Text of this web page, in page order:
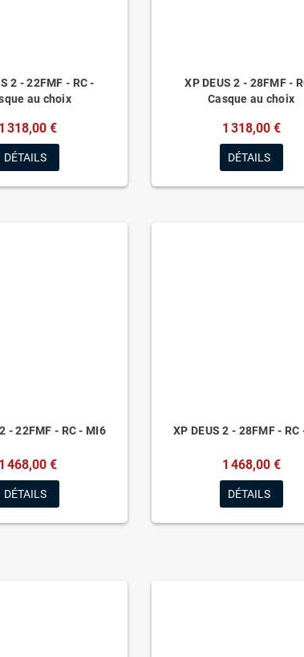
2 - 22FMF - RC -
au choix
1 318,00 €
DÉTAILS
XP DEUS 2 - 28FMF -
Casque au choix
1 318,00 €
DÉTAILS
- 22FMF - RC - MI6
1 468,00 €
DÉTAILS
XP DEUS 2 - 28FMF - RC
1 468,00 €
DÉTAILS